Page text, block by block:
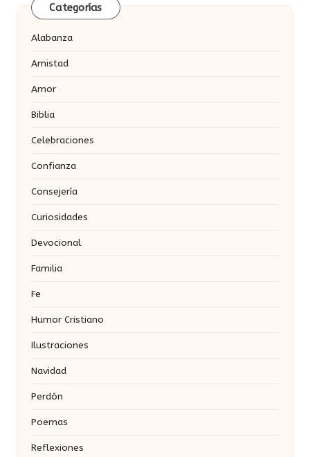
Categorías
Alabanza
Amistad
Amor
Biblia
Celebraciones
Confianza
Consejería
Curiosidades
Devocional
Familia
Fe
Humor Cristiano
Ilustraciones
Navidad
Perdón
Poemas
Reflexiones